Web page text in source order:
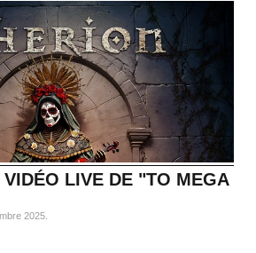
LIVE DE "TO MEGA
2025